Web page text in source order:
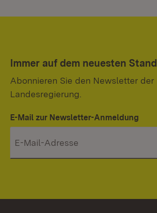
Immer auf dem neuesten Stand
Abonnieren Sie den Newsletter der
Landesregierung.
E-Mail zur Newsletter-Anmeldung